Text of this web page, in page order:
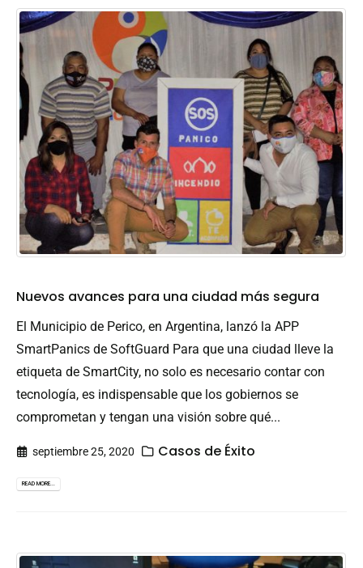
Nuevos avances para una ciudad más segura
El Municipio de Perico, en Argentina, lanzó la APP
SmartPanics de SoftGuard Para que una ciudad lleve la
etiqueta de SmartCity, no solo es necesario contar con
tecnología, es indispensable que los gobiernos se
comprometan y tengan una visión sobre qué...
septiembre 25, 2020 Casos de Éxito
READ MORE...